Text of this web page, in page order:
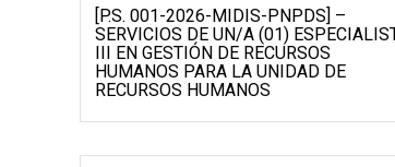
[P.S. 001-2026-MIDIS-PNPDS] –
SERVICIOS DE UN/A (01)
III EN GESTIÓN DE RECURSOS
HUMANOS PARA LA UNIDAD DE
RECURSOS HUMANOS